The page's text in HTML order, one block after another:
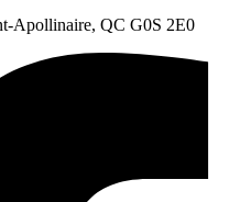
Apollinaire, QC G0S 2E0